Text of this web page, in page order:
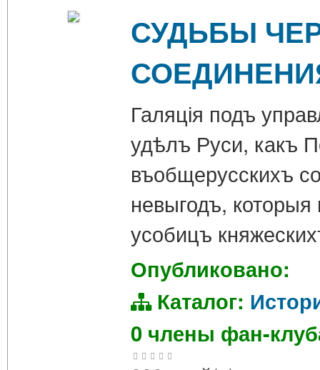
СУДЬБЫ
Галяція подъ
удѣлъ Руси, какъ
въобщерусскихъ
невыгодъ,
усобицъ
Опубликовано:
Каталог:
0 члены фан-